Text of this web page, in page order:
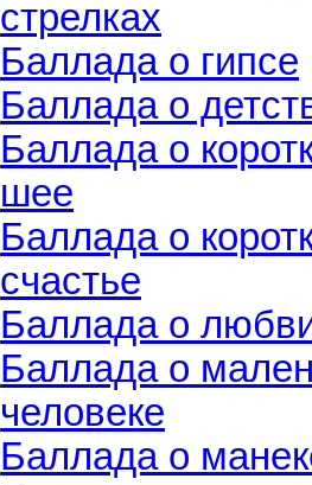
стрелках
Баллада о гипсе
Баллада о
Баллада о
шее
Баллада о
счастье
Баллада о
Баллада о
человеке
Баллада о